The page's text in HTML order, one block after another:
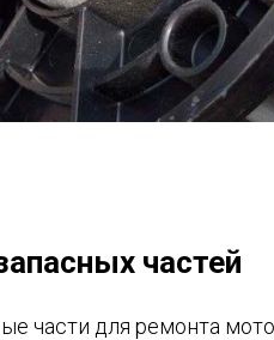
частей
части для ремонта